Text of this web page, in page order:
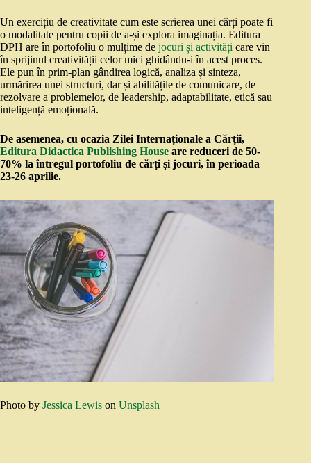
Un exercițiu de creativitate cum este scrierea unei cărți poate fi
o modalitate pentru copii de a-și explora imaginația. Editura
DPH are în portofoliu o mulțime de jocuri și activități care vin
în sprijinul creativității celor mici ghidându-i în acest proces.
Ele pun în prim-plan gândirea logică, analiza și sinteza,
urmărirea unei structuri, dar și abilitățile de comunicare, de
rezolvare a problemelor, de leadership, adaptabilitate, etică sau
inteligență emoțională.
De asemenea, cu ocazia Zilei Internaționale a Cărții,
Editura Didactica Publishing House are reduceri de 50-
70% la întregul portofoliu de cărți și jocuri, în perioada
23-26 aprilie.
Photo by Jessica Lewis on Unsplash